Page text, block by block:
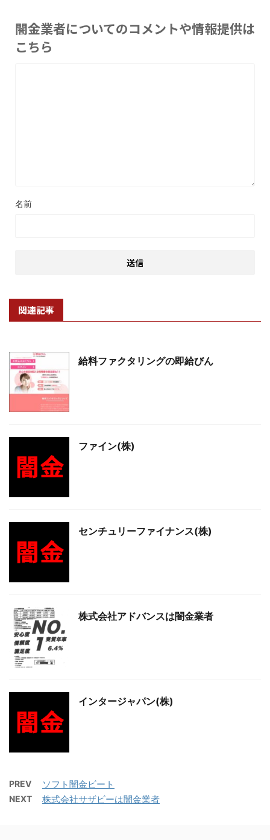
闇金業者についてのコメントや情報提供は
こちら
名前
関連記事
給料ファクタリングの即給びん
ファイン(株)
センチュリーファイナンス(株)
株式会社アドバンスは闇金業者
インタージャパン(株)
PREV ソフト闇金ビート
NEXT 株式会社サザビーは闇金業者